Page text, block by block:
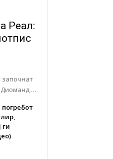
Реал:
Диоманд …
ги